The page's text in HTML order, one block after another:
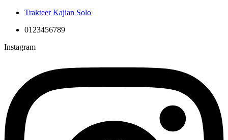
Trakteer Kajian Solo
0123456789
Instagram